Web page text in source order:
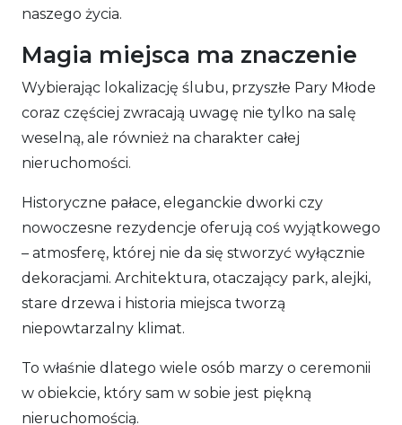
naszego życia.
Magia miejsca ma znaczenie
Wybierając lokalizację ślubu, przyszłe Pary Młode
coraz częściej zwracają uwagę nie tylko na salę
weselną, ale również na charakter całej
nieruchomości.
Historyczne pałace, eleganckie dworki czy
nowoczesne rezydencje oferują coś wyjątkowego
– atmosferę, której nie da się stworzyć wyłącznie
dekoracjami. Architektura, otaczający park, alejki,
stare drzewa i historia miejsca tworzą
niepowtarzalny klimat.
To właśnie dlatego wiele osób marzy o ceremonii
w obiekcie, który sam w sobie jest piękną
nieruchomością.